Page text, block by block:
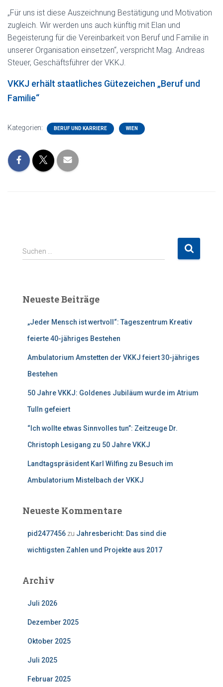
„Für uns ist diese Auszeichnung Bestätigung und Motivation
zugleich. Wir werden uns auch künftig mit Elan und
Begeisterung für die Vereinbarkeit von Beruf und Familie in
unserer Organisation einsetzen“, verspricht Mag. Andreas
Steuer, Geschäftsführer der VKKJ.
VKKJ erhält staatliches Gütezeichen „Beruf und
Familie“
Kategorien: BERUF UND KARRIERE WIEN
S
u
n
Suchen …
Neueste Beiträge
„Jeder Mensch ist wertvoll“: Tageszentrum Kreativ
feierte 40-jähriges Bestehen
Ambulatorium Amstetten der VKKJ feiert 30-jähriges
Bestehen
50 Jahre VKKJ: Goldenes Jubiläum wurde im Atrium
Tulln gefeiert
“Ich wollte etwas Sinnvolles tun”: Zeitzeuge Dr.
Christoph Lesigang zu 50 Jahre VKKJ
Landtagspräsident Karl Wilfing zu Besuch im
Ambulatorium Mistelbach der VKKJ
Neueste Kommentare
pid2477456 zu Jahresbericht: Das sind die
wichtigsten Zahlen und Projekte aus 2017
Archiv
Juli 2026
Dezember 2025
Oktober 2025
Juli 2025
Februar 2025